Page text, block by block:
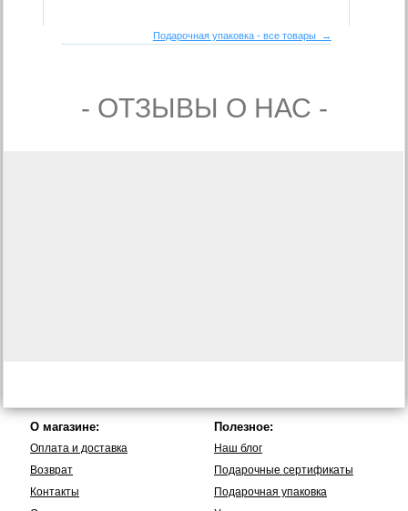
Подарочная упаковка - все товары →
- ОТЗЫВЫ О НАС -
О магазине:
Оплата и доставка
Возврат
Контакты
Полезное:
Наш блог
Подарочные сертификаты
Подарочная упаковка